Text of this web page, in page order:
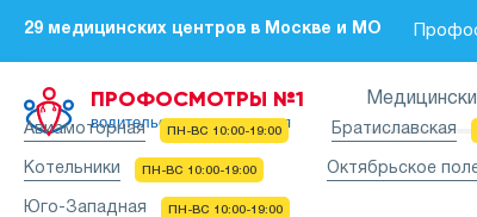
29 медицинских центров в Москве и МО
ПРОФОСМОТРЫ №1
водительская медкомиссия
Авиамоторная ПН-ВС 10:00-19:00 Братиславская
Котельники ПН-ВС 10:00-19:00 Октябрьское
Юго-Западная ПН-ВС 10:00-19:00